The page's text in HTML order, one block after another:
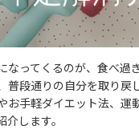
なってくるのが、食べ過
普段通りの自分を取り戻
お手軽ダイエット法、運
します。